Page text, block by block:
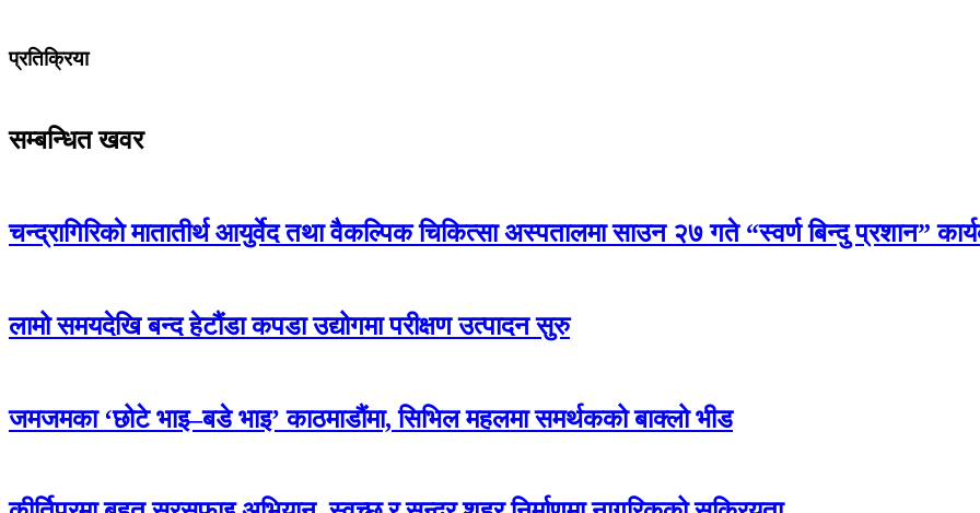
प्रतिक्रिया
सम्बन्धित खवर
चन्द्रागिरिकाे मातातीर्थ आयुर्वेद तथा वैकल्पिक चिकित्सा अस्पतालमा साउन २७ गते “स्वर्ण बिन्दु प्रशान”
लामो समयदेखि बन्द हेटौंडा कपडा उद्योगमा परीक्षण उत्पादन सुरु
जमजमका ‘छोटे भाइ–बडे भाइ’ काठमाडौंमा, सिभिल महलमा समर्थकको बाक्लो भीड